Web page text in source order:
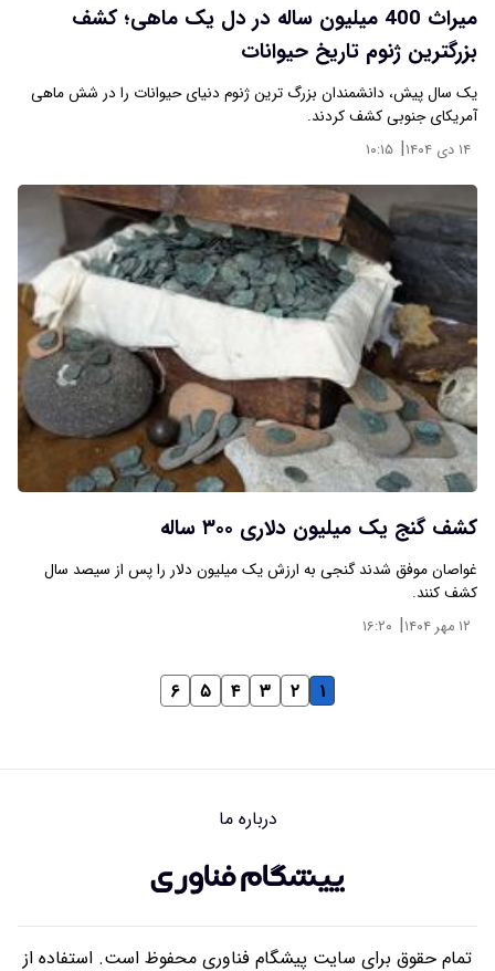
میراث 400 میلیون ساله در دل یک ماهی؛ کشف
بزرگترین ژنوم تاریخ حیوانات
یک سال پیش، دانشمندان بزرگ ترین ژنوم دنیای حیوانات را در شش ماهی
آمریکای جنوبی کشف کردند.
۱۴ دی ۱۴۰۴ | ۱۰:۱۵
کشف گنج یک میلیون دلاری ۳۰۰ ساله
غواصان موفق شدند گنجی به ارزش یک میلیون دلار را پس از سیصد سال
کشف کنند.
۱۲ مهر ۱۴۰۴ | ۱۶:۲۰
۱ ۲ ۳ ۴ ۵ ۶
درباره ما
تمام حقوق برای سایت پیشگام فناوری محفوظ است. استفاده از